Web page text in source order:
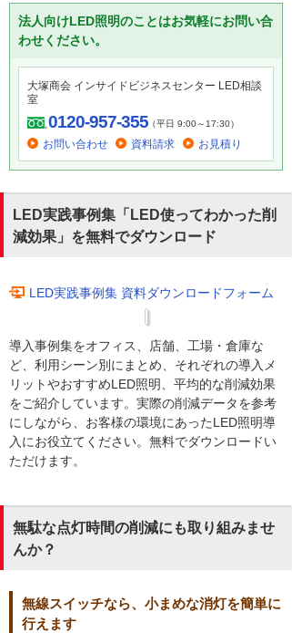
法人向けLED照明のことはお気軽にお問い合
わせください。
大塚商会 インサイドビジネスセンター LED相談
室
0120-957-355（平日 9:00～17:30）
お問い合わせ 資料請求 お見積り
LED実践事例集「LED使ってわかった削
減効果」を無料でダウンロード
LED実践事例集 資料ダウンロードフォーム
導入事例集をオフィス、店舗、工場・倉庫な
ど、利用シーン別にまとめ、それぞれの導入メ
リットやおすすめLED照明、平均的な削減効果
をご紹介しています。実際の削減データを参考
にしながら、お客様の環境にあったLED照明導
入にお役立てください。無料でダウンロードい
ただけます。
無駄な点灯時間の削減にも取り組みませ
んか？
無線スイッチなら、小まめな消灯を簡単に
行えます